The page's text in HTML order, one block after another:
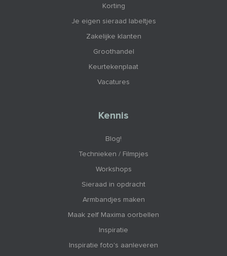
Korting
Je eigen sieraad labeltjes
Zakelijke klanten
Groothandel
Keurtekenplaat
Vacatures
Kennis
Blog!
Technieken / Filmpjes
Workshops
Sieraad in opdracht
Armbandjes maken
Maak zelf Maxima oorbellen
Inspiratie
Inspiratie foto's aanleveren